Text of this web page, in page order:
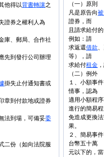
（一）原則
凡是原告向
證券，而
且請求給付
例如：請
求返還借款
等），請
求給付租金
（二）例外
１、小額事
情事，認為
適用小額程
進行的簡易
免造成更換
果。
２、簡易事
台幣五十萬
元以下的，
他得以背書轉讓之
證券之權利人為
庫、郵局、合作社
先到發行公司辦理
掛失止付通知書或
章到付款地或證券
法到場，可備妥委
二份（如向法院服